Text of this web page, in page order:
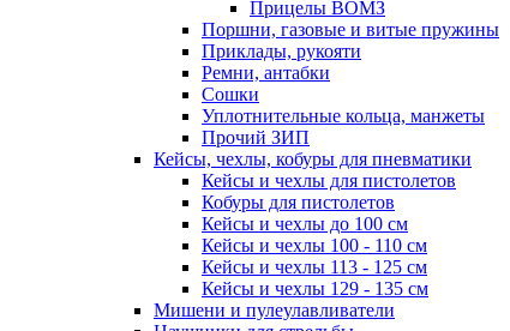
Прицелы ВОМЗ
Поршни, газовые и витые пружины
Приклады, рукояти
Ремни, антабки
Сошки
Уплотнительные кольца, манжеты
Прочий ЗИП
Кейсы, чехлы, кобуры для пневматики
Кейсы и чехлы для пистолетов
Кобуры для пистолетов
Кейсы и чехлы до 100 см
Кейсы и чехлы 100 - 110 см
Кейсы и чехлы 113 - 125 см
Кейсы и чехлы 129 - 135 см
Мишени и пулеулавливатели